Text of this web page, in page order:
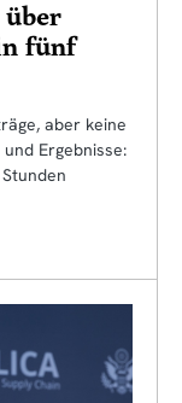
fünf
aber keine
Ergebnisse: